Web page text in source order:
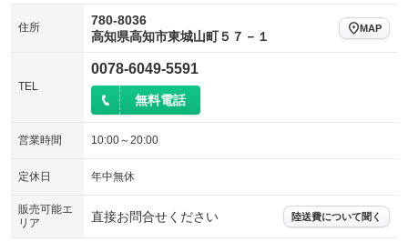
住所
780-8036
高知県高知市東城山町５７－１
MAP
TEL
0078-6049-5591
無料電話
営業時間 10:00～20:00
定休日 年中無休
販売可能エ
リア
直接お問合せください 陸送費について聞く